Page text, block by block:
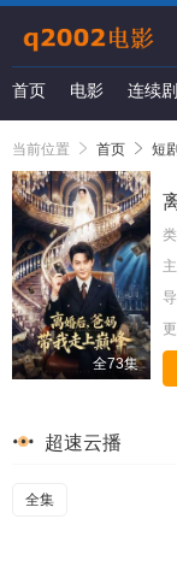
首页 电影 连续剧
当前位置 首页 短剧
全73集
超速云播
全集